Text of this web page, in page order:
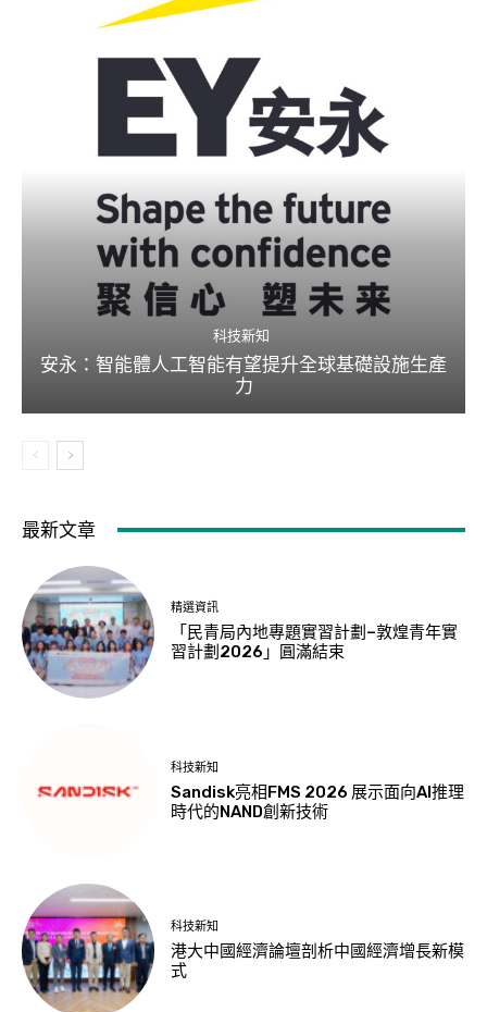
科技新知
安永：智能體人工智能有望提升全球基礎設施生產
力
最新文章
精選資訊
「民青局內地專題實習計劃–敦煌青年實
習計劃2026」圓滿結束
科技新知
Sandisk亮相FMS 2026 展示面向AI推理
時代的NAND創新技術
科技新知
港大中國經濟論壇剖析中國經濟增長新模
式